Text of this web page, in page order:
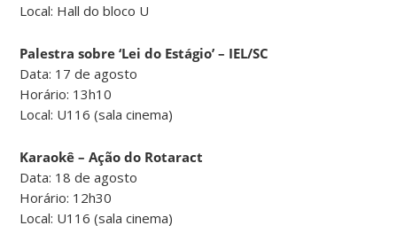
Local: Hall do bloco U
Palestra sobre ‘Lei do Estágio’ – IEL/SC
Data: 17 de agosto
Horário: 13h10
Local: U116 (sala cinema)
Karaokê – Ação do Rotaract
Data: 18 de agosto
Horário: 12h30
Local: U116 (sala cinema)